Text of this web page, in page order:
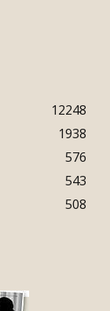
12248
1938
576
543
508